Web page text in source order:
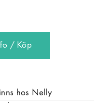
/ Köp
hos Nelly